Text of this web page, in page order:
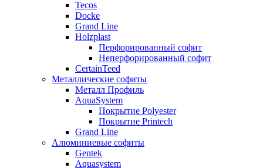
Tecos
Docke
Grand Line
Holzplast
Перфорированный софит
Неперфорированный софит
CertainTeed
Металлические софиты
Металл Профиль
AquaSystem
Покрытие Polyester
Покрытие Printech
Grand Line
Алюминиевые софиты
Gentek
Aquasystem